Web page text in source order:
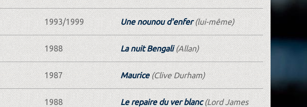
1993/1999 Une nounou d'enfer(lui-même)
1988 La nuit Bengali(Allan)
1987 Maurice(Clive Durham)
1988 Le repaire du ver blanc(Lord James